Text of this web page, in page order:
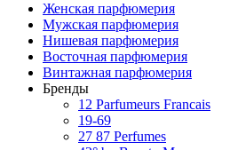
Женская парфюмерия
Мужская парфюмерия
Нишевая парфюмерия
Восточная парфюмерия
Винтажная парфюмерия
Бренды
12 Parfumeurs Francais
19-69
27 87 Perfumes